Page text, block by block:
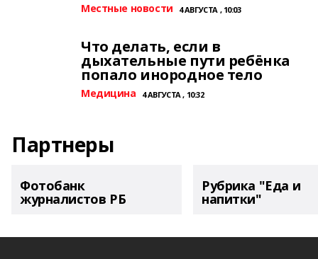
Местные новости 4 АВГУСТА , 10:03
Что делать, если в
дыхательные пути ребёнка
попало инородное тело
Медицина 4 АВГУСТА , 10:32
Партнеры
Фотобанк
журналистов РБ
Рубрика "Еда и
напитки"